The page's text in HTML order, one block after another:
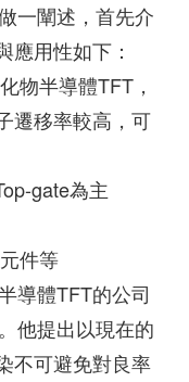
一闡述，首先介
應用性如下：
物半導體TFT，
遷移率較高，可
gate為主
件等
導體TFT的公司
他提出以現在的
不可避免對良率